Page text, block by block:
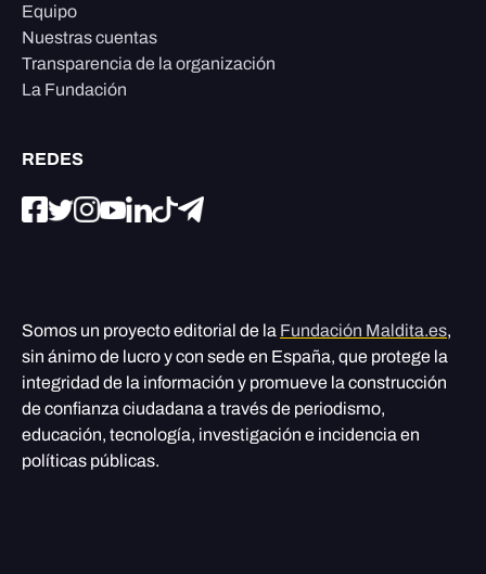
Equipo
Nuestras cuentas
Transparencia de la organización
La Fundación
REDES
Somos un proyecto editorial de la Fundación Maldita.es,
sin ánimo de lucro y con sede en España, que protege la
integridad de la información y promueve la construcción
de confianza ciudadana a través de periodismo,
educación, tecnología, investigación e incidencia en
políticas públicas.